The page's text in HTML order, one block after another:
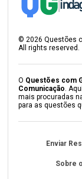
© 2026 Questões
All rights reserved.
O Questões com
Comunicação .
mais procuradas
para as questões
Enviar
Sobre